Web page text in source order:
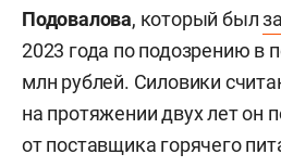
Подовалова, который был
2023 года по подозрению в
млн рублей. Силовики
на протяжении двух лет он
от поставщика горячего